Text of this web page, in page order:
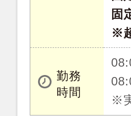
固
※
勤務
時間
※